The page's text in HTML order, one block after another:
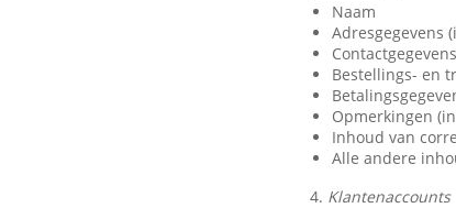
Naam
Adresgegevens
Contactgegevens
Bestellings- en
Opmerkingen
Inhoud van
Alle andere
4. Klantenaccounts